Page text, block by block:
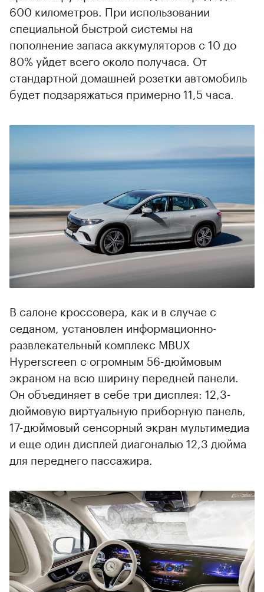
00:00 / 00:00
600 километров. При использовании
специальной быстрой системы на
пополнение запаса аккумуляторов с 10 до
80% уйдет всего около получаса. От
стандартной домашней розетки автомобиль
будет подзаряжаться примерно 11,5 часа.
В салоне кроссовера, как и в случае с
седаном, установлен информационно-
развлекательный комплекс MBUX
Hyperscreen c огромным 56-дюймовым
экраном на всю ширину передней панели.
Он объединяет в себе три дисплея: 12,3-
дюймовую виртуальную приборную панель,
17-дюймовый сенсорный экран мультимедиа
и еще один дисплей диагональю 12,3 дюйма
для переднего пассажира.